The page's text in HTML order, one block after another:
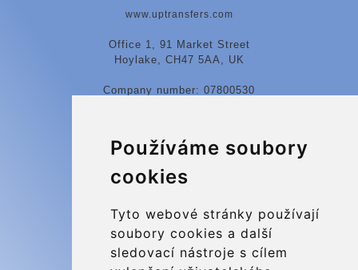
Používáme soubory
cookies
Tyto webové stránky používají
soubory cookies a další
sledovací nástroje s cílem
www.uptransfers.com
Office 1, 91 Market Street
Hoylake, CH47 5AA, UK
Company number: 07800530
More
Blog
Contact